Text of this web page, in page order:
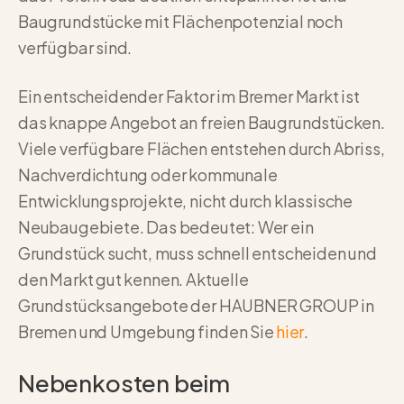
Baugrundstücke mit Flächenpotenzial noch
verfügbar sind.
Ein entscheidender Faktor im Bremer Markt ist
das knappe Angebot an freien Baugrundstücken.
Viele verfügbare Flächen entstehen durch Abriss,
Nachverdichtung oder kommunale
Entwicklungsprojekte, nicht durch klassische
Neubaugebiete. Das bedeutet: Wer ein
Grundstück sucht, muss schnell entscheiden und
den Markt gut kennen. Aktuelle
Grundstücksangebote der HAUBNER GROUP in
Bremen und Umgebung finden Siehier.
Nebenkosten beim